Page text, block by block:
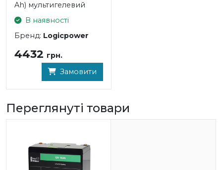
Ah) мультигелевий
В наявності
Бренд: Logicpower
4432 грн.
Замовити
Переглянуті товари